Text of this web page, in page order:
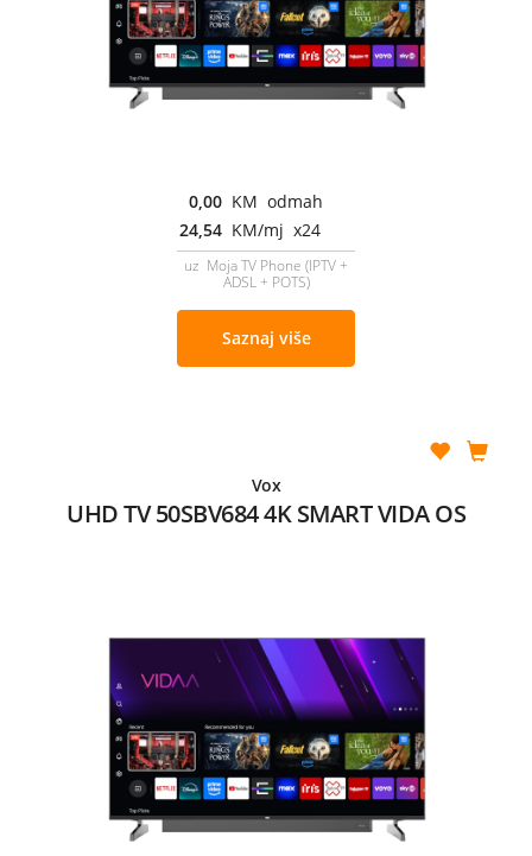
0,00 KM odmah
24,54 KM/mj x24
uz Moja TV Phone (IPTV +
ADSL + POTS)
Saznaj više
Vox
UHD TV 50SBV684 4K SMART VIDA OS